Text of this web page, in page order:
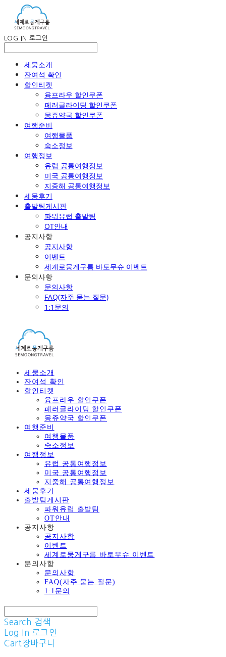
LOG IN 로그인
세뭉소개
잔여석 확인
할인티켓
융프라우 할인쿠폰
페러글라이딩 할인쿠폰
몽쥬약국 할인쿠폰
여행준비
여행물품
숙소정보
여행정보
유럽 공통여행정보
미국 공통여행정보
지중해 공통여행정보
세뭉후기
출발팀게시판
파워유럽 출발팀
OT안내
공지사항
공지사항
이벤트
세계로뭉게구름 바토무슈 이벤트
문의사항
문의사항
FAQ(자주 묻는 질문)
1:1문의
세뭉소개
잔여석 확인
할인티켓
융프라우 할인쿠폰
페러글라이딩 할인쿠폰
몽쥬약국 할인쿠폰
여행준비
여행물품
숙소정보
여행정보
유럽 공통여행정보
미국 공통여행정보
지중해 공통여행정보
세뭉후기
출발팀게시판
파워유럽 출발팀
OT안내
공지사항
공지사항
이벤트
세계로뭉게구름 바토무슈 이벤트
문의사항
문의사항
FAQ(자주 묻는 질문)
1:1문의
Search 검색
Log In 로그인
Cart장바구니